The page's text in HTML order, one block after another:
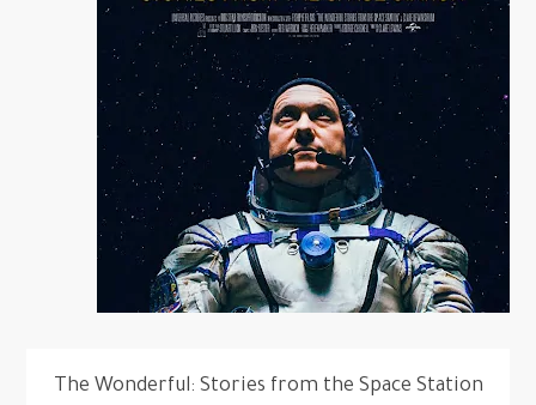
The Wonderful: Stories from the Space Station